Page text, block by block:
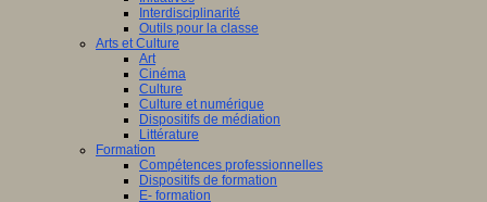
Interdisciplinarité
Outils pour la classe
Arts et Culture
Art
Cinéma
Culture
Culture et numérique
Dispositifs de médiation
Littérature
Formation
Compétences professionnelles
Dispositifs de formation
E- formation